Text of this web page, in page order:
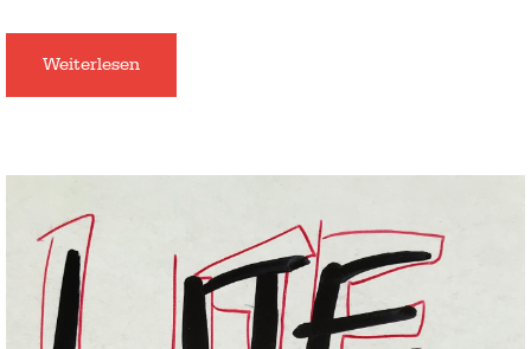
Weiterlesen